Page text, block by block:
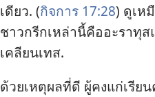
เดียว. (กิจการ 17:28) ดู​เห
ชาว​กรีก​เหล่า​นี้​คือ​อะราทุส​
เคลียนเทส.
ด้วย​เหตุ​ผล​ที่​ดี ผู้​คง​แก่​เรีย